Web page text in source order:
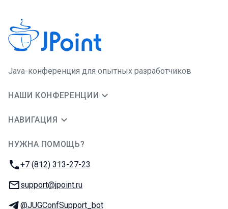
Java-конференция для опытных разработчиков
НАШИ КОНФЕРЕНЦИИ
НАВИГАЦИЯ
НУЖНА ПОМОЩЬ?
Телефон:
+7 (812) 313-27-23
E-mail:
support@jpoint.ru
Телеграм:
@JUGConfSupport_bot